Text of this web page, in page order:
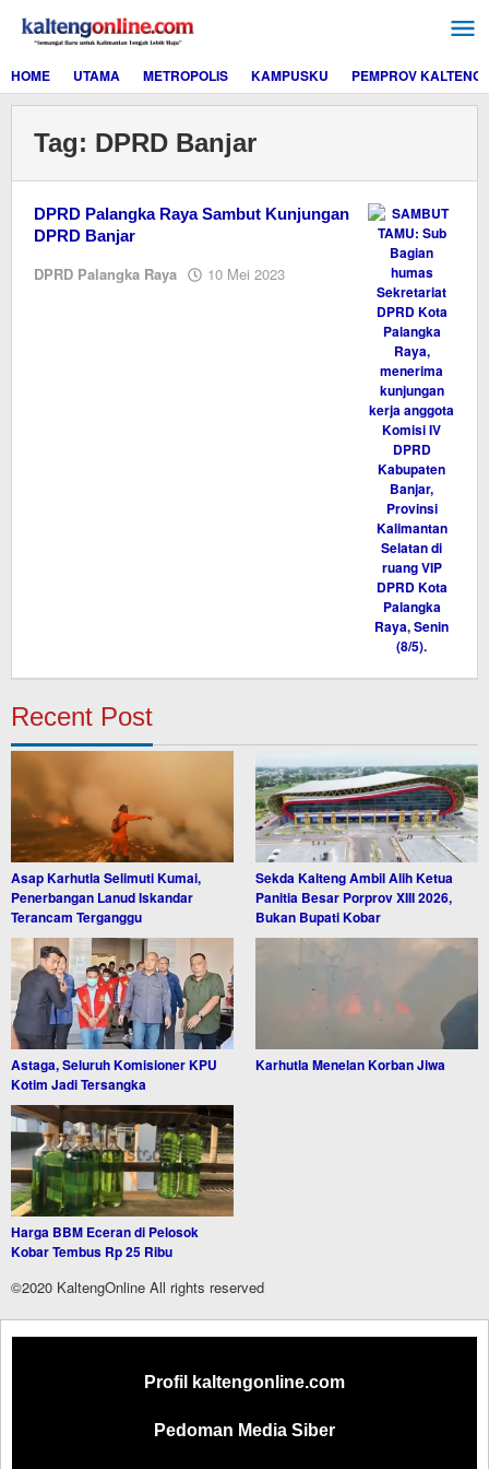
konten
HOME
UTAMA METROPOLIS KAMPUSKU PEMPROV KALTENG
Tag: DPRD Banjar
DPRD Palangka Raya Sambut Kunjungan
DPRD Banjar
DPRD Palangka Raya 10 Mei 2023
Recent Post
Asap Karhutla Selimuti Kumai,
Penerbangan Lanud Iskandar
Terancam Terganggu
Sekda Kalteng Ambil Alih Ketua
Panitia Besar Porprov XIII 2026,
Bukan Bupati Kobar
Astaga, Seluruh Komisioner KPU
Kotim Jadi Tersangka
Karhutla Menelan Korban Jiwa
Harga BBM Eceran di Pelosok
Kobar Tembus Rp 25 Ribu
©2020 KaltengOnline All rights reserved
Profil kaltengonline.com
Pedoman Media Siber